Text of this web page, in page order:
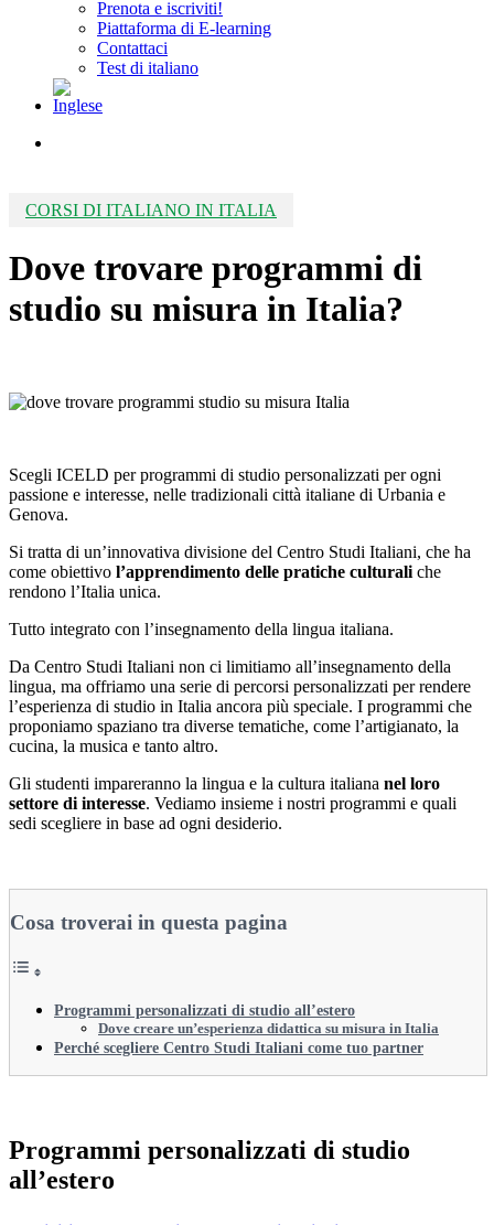
Prenota e iscriviti!
Piattaforma di E-learning
Contattaci
Test di italiano
CORSI DI ITALIANO IN ITALIA
Dove trovare programmi di
studio su misura in Italia?
Scegli ICELD per programmi di studio personalizzati per ogni
passione e interesse, nelle tradizionali città italiane di Urbania e
Genova.
Si tratta di un’innovativa divisione del Centro Studi Italiani, che ha
come obiettivo l’apprendimento delle pratiche culturali che
rendono l’Italia unica.
Tutto integrato con l’insegnamento della lingua italiana.
Da Centro Studi Italiani non ci limitiamo all’insegnamento della
lingua, ma offriamo una serie di percorsi personalizzati per rendere
l’esperienza di studio in Italia ancora più speciale. I programmi che
proponiamo spaziano tra diverse tematiche, come l’artigianato, la
cucina, la musica e tanto altro.
Gli studenti impareranno la lingua e la cultura italiana nel loro
settore di interesse. Vediamo insieme i nostri programmi e quali
sedi scegliere in base ad ogni desiderio.
Cosa troverai in questa pagina
Programmi personalizzati di studio all’estero
Dove creare un’esperienza didattica su misura in Italia
Perché scegliere Centro Studi Italiani come tuo partner
Programmi personalizzati di studio
all’estero